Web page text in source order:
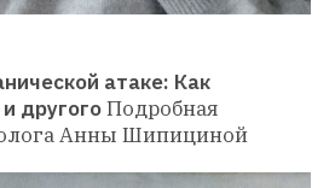
атаке: Как
другогоПодробная
Анны Шипициной